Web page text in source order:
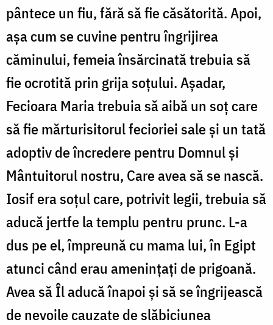
pântece un fiu, fără să fie căsătorită. Apoi,
așa cum se cuvine pentru îngrijirea
căminului, femeia însărcinată trebuia să
fie ocrotită prin grija soțului. Așadar,
Fecioara Maria trebuia să aibă un soț care
să fie mărturisitorul fecioriei sale și un tată
adoptiv de încredere pentru Domnul și
Mântuitorul nostru, Care avea să se nască.
Iosif era soțul care, potrivit legii, trebuia să
aducă jertfe la templu pentru prunc. L-a
dus pe el, împreună cu mama lui, în Egipt
atunci când erau amenințați de prigoană.
Avea să Îl aducă înapoi și să se îngrijească
de nevoile cauzate de slăbiciunea